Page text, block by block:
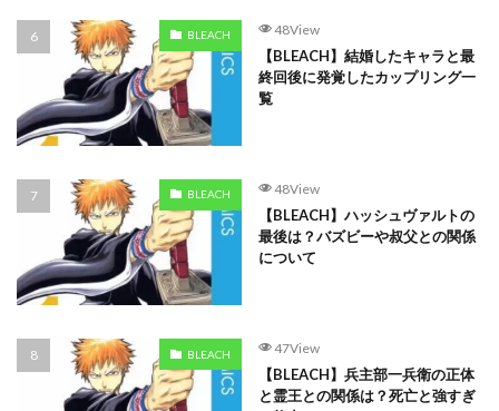
BLEACH 48View
【BLEACH】結婚したキャラと最
終回後に発覚したカップリング一
覧
BLEACH 48View
【BLEACH】ハッシュヴァルトの
最後は？バズビーや叔父との関係
について
BLEACH 47View
【BLEACH】兵主部一兵衛の正体
と霊王との関係は？死亡と強すぎ